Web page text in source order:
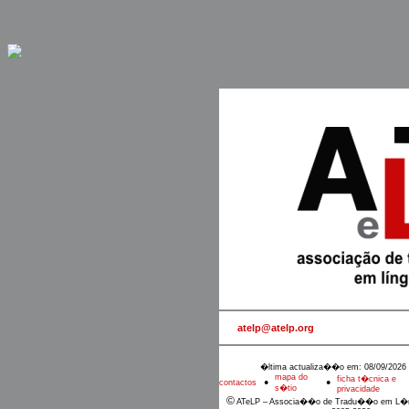
atelp@atelp.org
�ltima actualiza��o em: 08/09/2026
contactos
●
mapa do
s�tio
●
ficha t�cnica e
privacidade
© ATeLP – Associa��o de Tradu��o em